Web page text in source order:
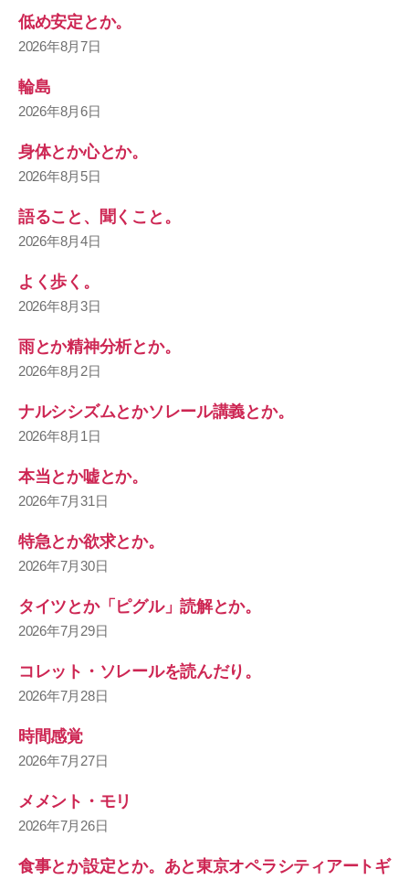
低め安定とか。
2026年8月7日
輪島
2026年8月6日
身体とか心とか。
2026年8月5日
語ること、聞くこと。
2026年8月4日
よく歩く。
2026年8月3日
雨とか精神分析とか。
2026年8月2日
ナルシシズムとかソレール講義とか。
2026年8月1日
本当とか嘘とか。
2026年7月31日
特急とか欲求とか。
2026年7月30日
タイツとか「ピグル」読解とか。
2026年7月29日
コレット・ソレールを読んだり。
2026年7月28日
時間感覚
2026年7月27日
メメント・モリ
2026年7月26日
食事とか設定とか。あと東京オペラシティアートギ